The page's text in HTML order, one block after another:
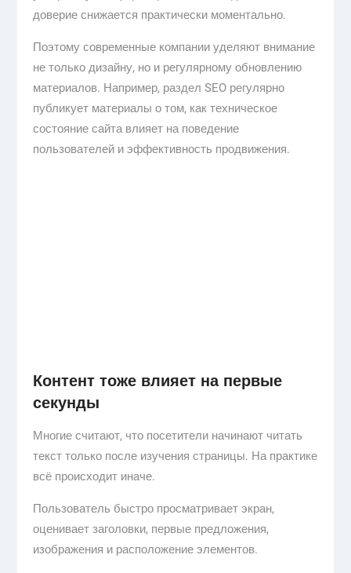
доверие снижается практически моментально.
Поэтому современные компании уделяют внимание
не только дизайну, но и регулярному обновлению
материалов. Например, раздел SEO регулярно
публикует материалы о том, как техническое
состояние сайта влияет на поведение
пользователей и эффективность продвижения.
Контент тоже влияет на первые
секунды
Многие считают, что посетители начинают читать
текст только после изучения страницы. На практике
всё происходит иначе.
Пользователь быстро просматривает экран,
оценивает заголовки, первые предложения,
изображения и расположение элементов.